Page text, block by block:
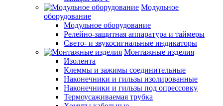
Модульное
оборудование
Модульное оборудование
Релейно-защитная аппаратура и таймеры
Свето- и звукосигнальные индикаторы
Монтажные изделия
Изолента
Клеммы и зажимы соединительные
Наконечники и гильзы изолированные
Наконечники и гильзы под опрессовку
Термоусаживаемая трубка